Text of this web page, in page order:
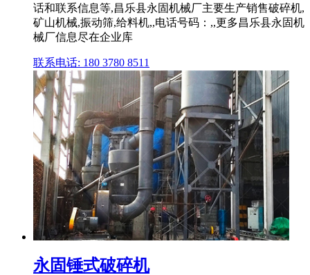
话和联系信息等,昌乐县永固机械厂主要生产销售破碎机,
矿山机械,振动筛,给料机,,电话号码：,,更多昌乐县永固机
械厂信息尽在企业库
联系电话: 180 3780 8511
永固锤式破碎机